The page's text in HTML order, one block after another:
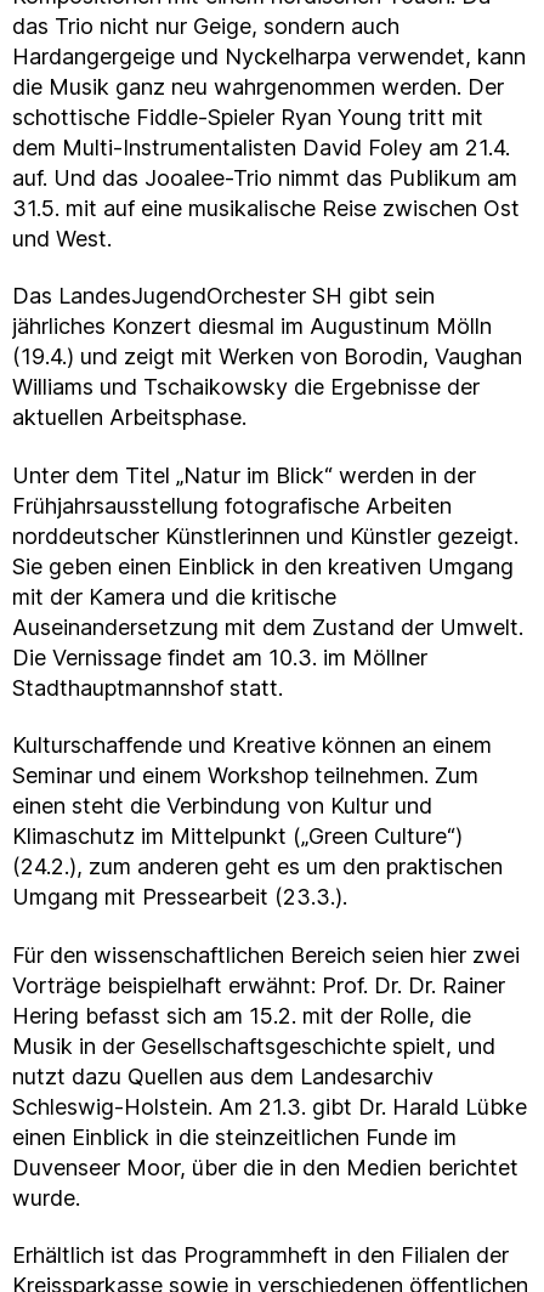
das Trio nicht nur Geige, sondern auch
Hardangergeige und Nyckelharpa verwendet, kann
die Musik ganz neu wahrgenommen werden. Der
schottische Fiddle-Spieler Ryan Young tritt mit
dem Multi-Instrumentalisten David Foley am 21.4.
auf. Und das Jooalee-Trio nimmt das Publikum am
31.5. mit auf eine musikalische Reise zwischen Ost
und West.
Das LandesJugendOrchester SH gibt sein
jährliches Konzert diesmal im Augustinum Mölln
(19.4.) und zeigt mit Werken von Borodin, Vaughan
Williams und Tschaikowsky die Ergebnisse der
aktuellen Arbeitsphase.
Unter dem Titel „Natur im Blick“ werden in der
Frühjahrsausstellung fotografische Arbeiten
norddeutscher Künstlerinnen und Künstler gezeigt.
Sie geben einen Einblick in den kreativen Umgang
mit der Kamera und die kritische
Auseinandersetzung mit dem Zustand der Umwelt.
Die Vernissage findet am 10.3. im Möllner
Stadthauptmannshof statt.
Kulturschaffende und Kreative können an einem
Seminar und einem Workshop teilnehmen. Zum
einen steht die Verbindung von Kultur und
Klimaschutz im Mittelpunkt („Green Culture“)
(24.2.), zum anderen geht es um den praktischen
Umgang mit Pressearbeit (23.3.).
Für den wissenschaftlichen Bereich seien hier zwei
Vorträge beispielhaft erwähnt: Prof. Dr. Dr. Rainer
Hering befasst sich am 15.2. mit der Rolle, die
Musik in der Gesellschaftsgeschichte spielt, und
nutzt dazu Quellen aus dem Landesarchiv
Schleswig-Holstein. Am 21.3. gibt Dr. Harald Lübke
einen Einblick in die steinzeitlichen Funde im
Duvenseer Moor, über die in den Medien berichtet
wurde.
Erhältlich ist das Programmheft in den Filialen der
Kreissparkasse sowie in verschiedenen öffentlichen